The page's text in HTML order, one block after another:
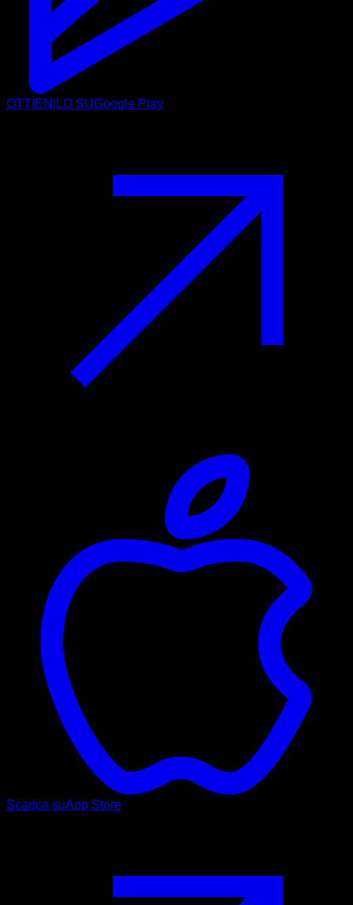
OTTIENILO SUGoogle Play
Scarica suApp Store